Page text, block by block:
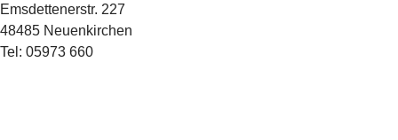
Emsdettenerstr. 227
48485 Neuenkirchen
Tel: 05973 660